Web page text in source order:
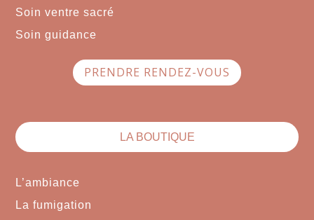
Soin ventre sacré
Soin guidance
PRENDRE RENDEZ-VOUS
LA BOUTIQUE
L’ambiance
La fumigation